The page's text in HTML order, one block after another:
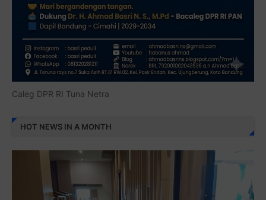
Caleg DPR RI Tuna Netra
HOT NEWS IN A MONTH